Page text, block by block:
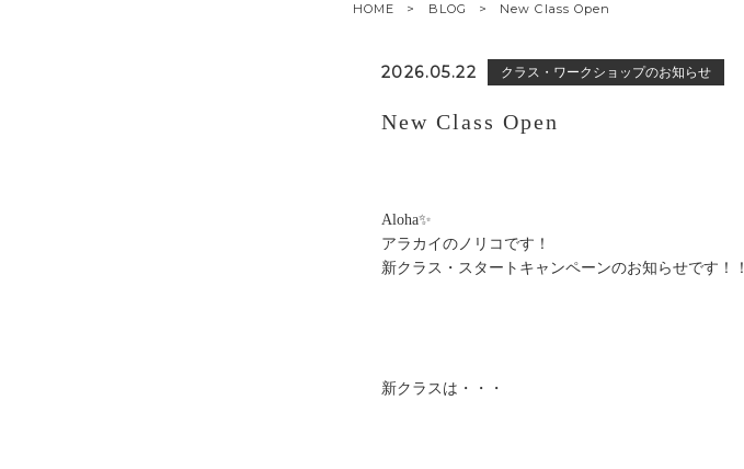
HOME BLOG New Class Open
2026.05.22 クラス・ワークショップのお知らせ
New Class Open
Aloha✨
アラカイのノリコです！
新クラス・スタートキャンペーンのお知らせです！！
新クラスは・・・